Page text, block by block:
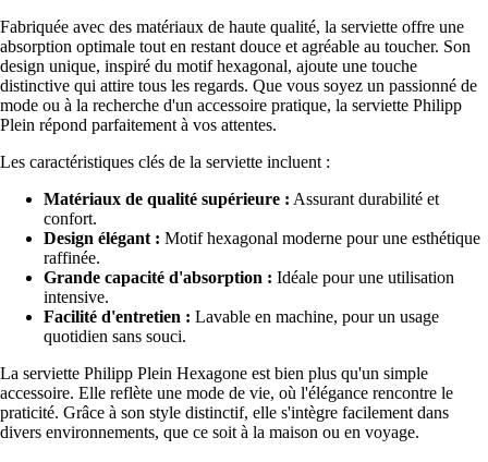
Fabriquée avec des matériaux de haute qualité, la serviette offre une
absorption optimale tout en restant douce et agréable au toucher. Son
design unique, inspiré du motif hexagonal, ajoute une touche
distinctive qui attire tous les regards. Que vous soyez un passionné de
mode ou à la recherche d'un accessoire pratique, la serviette Philipp
Plein répond parfaitement à vos attentes.
Les caractéristiques clés de la serviette incluent :
Matériaux de qualité supérieure : Assurant durabilité et
confort.
Design élégant : Motif hexagonal moderne pour une esthétique
raffinée.
Grande capacité d'absorption : Idéale pour une utilisation
intensive.
Facilité d'entretien : Lavable en machine, pour un usage
quotidien sans souci.
La serviette Philipp Plein Hexagone est bien plus qu'un simple
accessoire. Elle reflète une mode de vie, où l'élégance rencontre le
praticité. Grâce à son style distinctif, elle s'intègre facilement dans
divers environnements, que ce soit à la maison ou en voyage.